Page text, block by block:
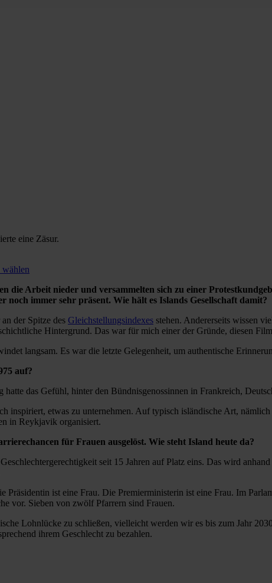
eine Zäsur.
die Arbeit nieder und versammelten sich zu einer
noch immer sehr präsent. Wie hält es Islands Gesellschaft damit?
der Spitze des Gleichstellungsindexes stehen. Andererseits wissen
Hintergrund. Das war für mich einer der Gründe, diesen
langsam. Es war die letzte Gelegenheit, um authentische
auf?
hatte das Gefühl, hinter den Bündnisgenossinnen in Frankreich,
inspiriert, etwas zu unternehmen. Auf typisch isländische Art,
in Reykjavik organisiert.
für Frauen ausgelöst. Wie steht Island heute da?
seit 15 Jahren auf Platz eins. Das wird
ist eine Frau. Die Premierministerin ist eine Frau. Im
vor. Sieben von zwölf Pfarrern sind Frauen.
Lohnlücke zu schließen, vielleicht werden wir es bis zum Jahr
ihrem Geschlecht zu bezahlen.